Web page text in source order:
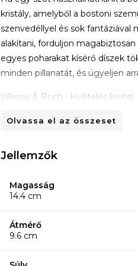
kristály, amelyből a bostoni
szenvedéllyel és sok fantáziával
alakítani, forduljon
egyes poharakat kísérő díszek
minden pillanatát, és ügyeljen
Villeroy & Boch - kivételes kivitel
prémium termékek
olyan háztartási cikkeket
A kifejlesztett gyűjtemények,
vagy a konyha területéhez
KÖVETELÉSEK
Olvassa el az összeset
Jellemzők
Magasság
14.4 cm
Átmérő
9.6 cm